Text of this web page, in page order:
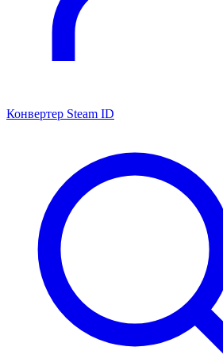
Конвертер Steam ID